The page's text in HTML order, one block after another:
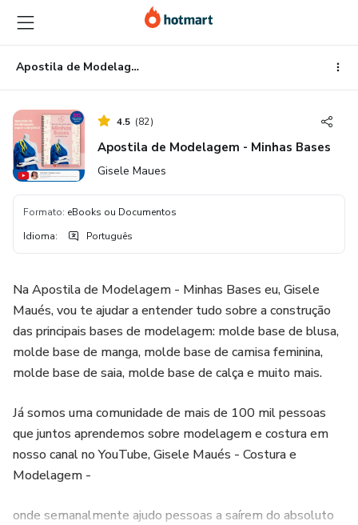
para
o
conteúdo
principal
para
o
pagamento
para
o
rodapé
Apostila de Modelagem - Minhas Bases
4.5 (82)
Apostila de Modelagem - Minhas Bases
Gisele Maues
Formato: eBooks ou Documentos
Idioma: Português
Na Apostila de Modelagem - Minhas Bases eu, Gisele
Maués, vou te ajudar a entender tudo sobre a construção
das principais bases de modelagem: molde base de blusa,
molde base de manga, molde base de camisa feminina,
molde base de saia, molde base de calça e muito mais.
Já somos uma comunidade de mais de 100 mil pessoas
que juntos aprendemos sobre modelagem e costura em
nosso canal no YouTube, Gisele Maués - Costura e
Modelagem -
onde semanalmente ajudo pessoas a saírem do absoluto